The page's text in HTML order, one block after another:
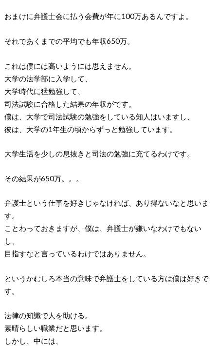
おまけに弁護士会に払う会費が年に100万あるんですよ。
それであくまでの平均でも年収650万。
これは僕には高いようには思えません。
大学の法学部に入学して、
大学時代に猛勉強して、
司法試験に合格した結果の年収がです。
僕は、大学で司法試験の勉強をしている知人はいますし、
彼は、大学の1年生の頃からずっと勉強しています。
大学生活を少しの息抜きと司法の勉強に充てるわけです。
その結果が650万。。。
弁護士という仕事を好きじゃなければ、あり得ないなと思いま
す。
ことわっておきますが、僕は、弁護士が嫌いなわけでもない
し、
目指すなと言っているわけではありません。
というかむしろ本当の意味で弁護士をしている方は僕は好きで
す。
法律の知識で人を助ける。
素晴らしい職業だと思います。
しかし、中には、